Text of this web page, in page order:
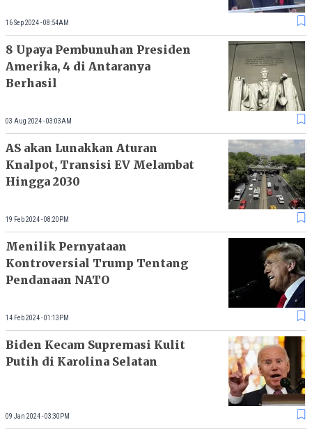
16 Sep 2024 - 08:54AM
8 Upaya Pembunuhan Presiden
Amerika, 4 di Antaranya
Berhasil
03 Aug 2024 - 03:03AM
AS akan Lunakkan Aturan
Knalpot, Transisi EV Melambat
Hingga 2030
19 Feb 2024 - 08:20PM
Menilik Pernyataan
Kontroversial Trump Tentang
Pendanaan NATO
14 Feb 2024 - 01:13PM
Biden Kecam Supremasi Kulit
Putih di Karolina Selatan
09 Jan 2024 - 03:30PM